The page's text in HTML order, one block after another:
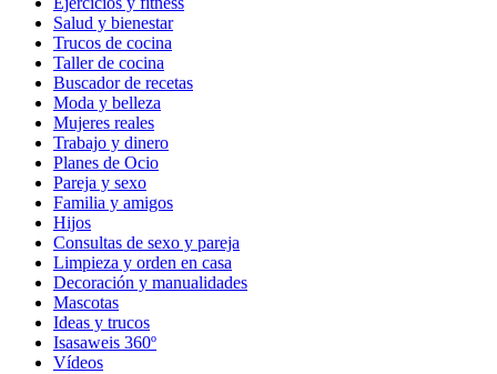
Salud y bienestar
Trucos de cocina
Taller de cocina
Buscador de recetas
Moda y belleza
Mujeres reales
Trabajo y dinero
Planes de Ocio
Pareja y sexo
Familia y amigos
Hijos
Consultas de sexo y pareja
Limpieza y orden en casa
Decoración y manualidades
Mascotas
Ideas y trucos
Isasaweis 360º
Vídeos